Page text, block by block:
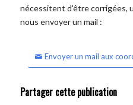
nécessitent d'être corrigées,
nous envoyer un mail :
Envoyer un mail aux
Partager cette publication